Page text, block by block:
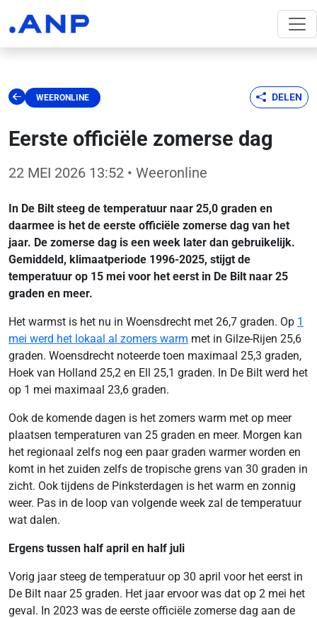
WEERONLINE DELEN
Eerste officiële zomerse dag
22 MEI 2026 13:52 • Weeronline
In De Bilt steeg de temperatuur naar 25,0 graden en
daarmee is het de eerste officiële zomerse dag van het
jaar. De zomerse dag is een week later dan gebruikelijk.
Gemiddeld, klimaatperiode 1996-2025, stijgt de
temperatuur op 15 mei voor het eerst in De Bilt naar 25
graden en meer.
Het warmst is het nu in Woensdrecht met 26,7 graden. Op 1
mei werd het lokaal al zomers warm met in Gilze-Rijen 25,6
graden. Woensdrecht noteerde toen maximaal 25,3 graden,
Hoek van Holland 25,2 en Ell 25,1 graden. In De Bilt werd het
op 1 mei maximaal 23,6 graden.
Ook de komende dagen is het zomers warm met op meer
plaatsen temperaturen van 25 graden en meer. Morgen kan
het regionaal zelfs nog een paar graden warmer worden en
komt in het zuiden zelfs de tropische grens van 30 graden in
zicht. Ook tijdens de Pinksterdagen is het warm en zonnig
weer. Pas in de loop van volgende week zal de temperatuur
wat dalen.
Ergens tussen half april en half juli
Vorig jaar steeg de temperatuur op 30 april voor het eerst in
De Bilt naar 25 graden. Het jaar ervoor was dat op 2 mei het
geval. In 2023 was de eerste officiële zomerse dag aan de